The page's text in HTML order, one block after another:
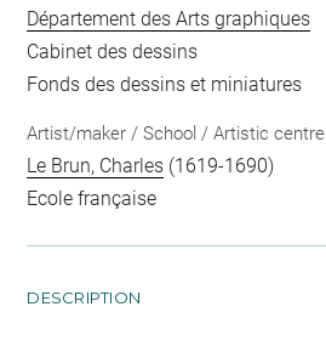
Département des Arts graphiques
Cabinet des dessins
Fonds des dessins et miniatures
Artist/maker / School / Artistic centre
Le Brun, Charles (1619-1690)
Ecole française
DESCRIPTION